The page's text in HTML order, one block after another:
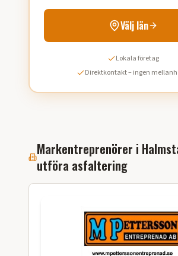
Välj län
Lokala företag
Direktkontakt – ingen
Markentreprenörer i
utföra asfaltering